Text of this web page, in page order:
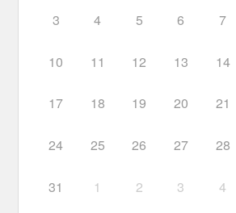
3 4 5 6 7
10 11 12 13 14
17 18 19 20 21
24 25 26 27 28
31 1 2 3 4